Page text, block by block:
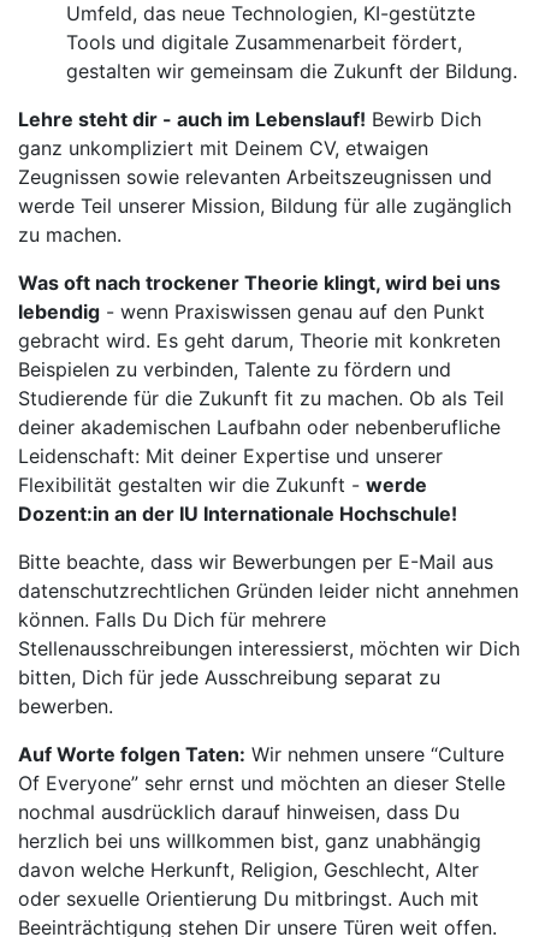
Umfeld, das neue Technologien, KI-gestützte
Tools und digitale Zusammenarbeit fördert,
gestalten wir gemeinsam die Zukunft der Bildung.
Lehre steht dir - auch im Lebenslauf! Bewirb Dich
ganz unkompliziert mit Deinem CV, etwaigen
Zeugnissen sowie relevanten Arbeitszeugnissen und
werde Teil unserer Mission, Bildung für alle zugänglich
zu machen.
Was oft nach trockener Theorie klingt, wird bei uns
lebendig - wenn Praxiswissen genau auf den Punkt
gebracht wird. Es geht darum, Theorie mit konkreten
Beispielen zu verbinden, Talente zu fördern und
Studierende für die Zukunft fit zu machen. Ob als Teil
deiner akademischen Laufbahn oder nebenberufliche
Leidenschaft: Mit deiner Expertise und unserer
Flexibilität gestalten wir die Zukunft - werde
Dozent:in an der IU Internationale Hochschule!
Bitte beachte, dass wir Bewerbungen per E-Mail aus
datenschutzrechtlichen Gründen leider nicht annehmen
können. Falls Du Dich für mehrere
Stellenausschreibungen interessierst, möchten wir Dich
bitten, Dich für jede Ausschreibung separat zu
bewerben.
Auf Worte folgen Taten: Wir nehmen unsere “Culture
Of Everyone” sehr ernst und möchten an dieser Stelle
nochmal ausdrücklich darauf hinweisen, dass Du
herzlich bei uns willkommen bist, ganz unabhängig
davon welche Herkunft, Religion, Geschlecht, Alter
oder sexuelle Orientierung Du mitbringst. Auch mit
Beeinträchtigung stehen Dir unsere Türen weit offen.